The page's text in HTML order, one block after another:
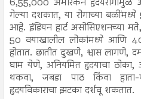
गेल्या दशकात, या रोगाच्या
आहे. इंडियन हार्ट असोसिएशनच्या
50 वयाखालील लोकांमध्ये आणि
होतात. छातीत दुखणे, श्वास
घाम येणे, अनियमित हृदयाचा
थकवा, जबडा पाठ किंवा हाता-
हृदयविकाराचा झटका दर्शवू शकतात.